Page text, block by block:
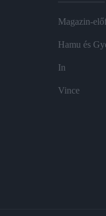
Magazin-
Hamu és
In
Vince